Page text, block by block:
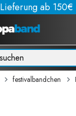
ab
festivalbandchen